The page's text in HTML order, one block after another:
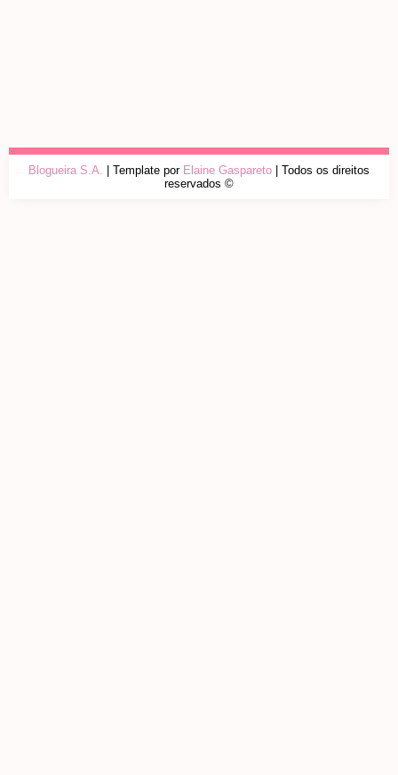
Blogueira S.A. | Template por Elaine Gaspareto | Todos os direitos
reservados ©